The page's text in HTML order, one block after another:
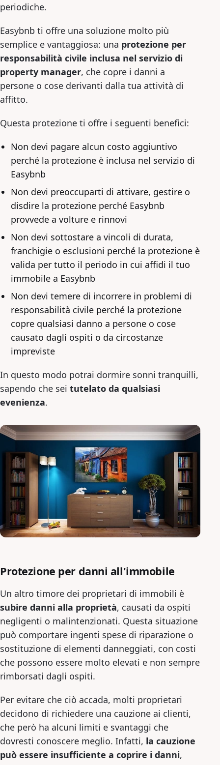
periodiche.
Easybnb ti offre una soluzione molto più
semplice e vantaggiosa: una protezione per
responsabilità civile inclusa nel servizio di
property manager, che copre i danni a
persone o cose derivanti dalla tua attività di
affitto.
Questa protezione ti offre i seguenti benefici:
Non devi pagare alcun costo aggiuntivo
perché la protezione è inclusa nel servizio di
Easybnb
Non devi preoccuparti di attivare, gestire o
disdire la protezione perché Easybnb
provvede a volture e rinnovi
Non devi sottostare a vincoli di durata,
franchigie o esclusioni perché la protezione è
valida per tutto il periodo in cui affidi il tuo
immobile a Easybnb
Non devi temere di incorrere in problemi di
responsabilità civile perché la protezione
copre qualsiasi danno a persone o cose
causato dagli ospiti o da circostanze
impreviste
In questo modo potrai dormire sonni tranquilli,
sapendo che sei tutelato da qualsiasi
evenienza.
Protezione per danni all'immobile
Un altro timore dei proprietari di immobili è
subire danni alla proprietà, causati da ospiti
negligenti o malintenzionati. Questa situazione
può comportare ingenti spese di riparazione o
sostituzione di elementi danneggiati, con costi
che possono essere molto elevati e non sempre
rimborsati dagli ospiti.
Per evitare che ciò accada, molti proprietari
decidono di richiedere una cauzione ai clienti,
che però ha alcuni limiti e svantaggi che
dovresti conoscere meglio. Infatti, la cauzione
può essere insufficiente a coprire i danni,